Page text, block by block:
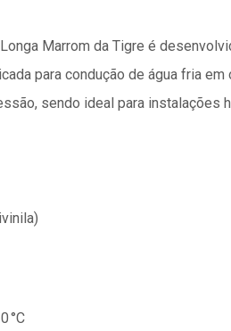
Marrom da Tigre é
para condução de água fria
sendo ideal para instalações
°C